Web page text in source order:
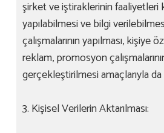
şirket ve iştiraklerinin faaliyetleri
yapılabilmesi ve bilgi
çalışmalarının yapılması, kişiye
reklam, promosyon
gerçekleştirilmesi amaçlarıyla
3. Kişisel Verilerin Aktarılması: